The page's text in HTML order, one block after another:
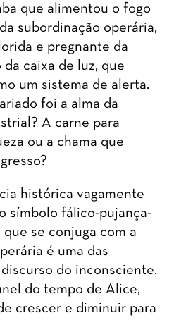
que alimentou o fogo
subordinação operária,
e pregnante da
caixa de luz, que
um sistema de alerta.
foi a alma da
A carne para
ou a chama que
histórica vagamente
símbolo fálico-pujança-
se conjuga com a
é uma das
do inconsciente.
do tempo de Alice,
crescer e diminuir para